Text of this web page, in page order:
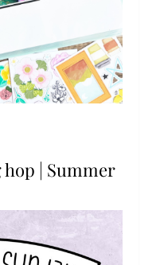
hop | Summer